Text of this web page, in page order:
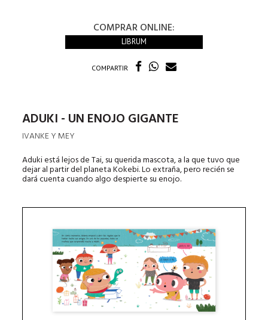
COMPRAR ONLINE:
LIBRUM
COMPARTIR
ADUKI - UN ENOJO GIGANTE
IVANKE Y MEY
Aduki está lejos de Tai, su querida mascota, a la que tuvo que
dejar al partir del planeta Kokebi. Lo extraña, pero recién se
dará cuenta cuando algo despierte su enojo.